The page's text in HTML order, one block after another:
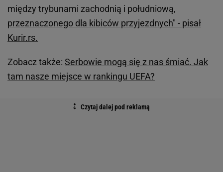
między trybunami zachodnią i południową,
przeznaczonego dla kibiców przyjezdnych" - pisał
Kurir.rs.
Zobacz także: Serbowie mogą się z nas śmiać. Jak
tam nasze miejsce w rankingu UEFA?